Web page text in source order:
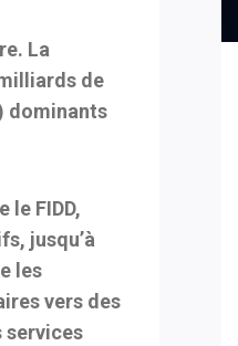
La
de
dominants
FIDD,
jusqu’à
les
vers des
services